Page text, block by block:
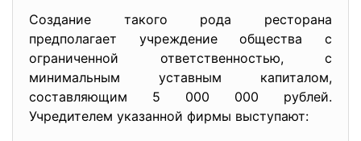
Создание такого рода ресторана
предполагает учреждение общества с
ограниченной ответственностью, с
минимальным уставным капиталом,
составляющим 5 000 000 рублей.
Учредителем указанной фирмы выступают: